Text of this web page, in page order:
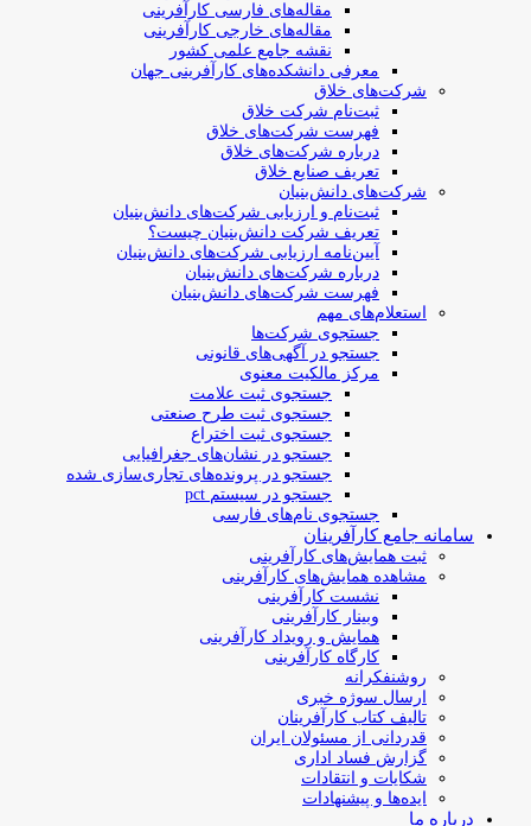
مقاله‌های فارسی کارآفرینی
مقاله‌های خارجی کارآفرینی
نقشه جامع علمی کشور
معرفی دانشکده‌های کارآفرینی جهان
شرکت‌های خلاق
ثبت‌نام شرکت خلاق
فهرست شرکت‌های خلاق
درباره شرکت‌های خلاق
تعریف صنایع خلاق
شرکت‌های دانش‌بنیان
ثبت‌نام و ارزیابی شرکت‌های دانش‌بنیان
تعریف شرکت دانش‌بنیان چیست؟
آیین‌نامه ارزیابی شرکت‌های دانش‌بنیان
درباره شرکت‌های دانش‌بنیان
فهرست شرکت‌های دانش‌بنیان
استعلام‌های مهم
جستجوی شرکت‌ها
جستجو در آگهی‌های قانونی
مرکز مالکیت معنوی
جستجوی ثبت علامت
جستجوی ثبت طرح صنعتی
جستجوی ثبت اختراع
جستجو در نشان‌های جغرافیایی
جستجو در پرونده‌های تجاری‌سازی شده
جستجو در سیستم pct
جستجوی نام‌های فارسی
سامانه جامع کارآفرینان
ثبت همایش‌های کارآفرینی
مشاهده همایش‌های کارآفرینی
نشست کارآفرینی
وبینار کارآفرینی
همایش و رویداد کارآفرینی
کارگاه کارآفرینی
روشنفکرانه
ارسال سوژه‌ خبری
تالیف کتاب کارآفرینان
قدردانی از مسئولان ایران
گزارش فساد اداری
شکایات و انتقادات
ایده‌ها و پیشنهادات
درباره ما